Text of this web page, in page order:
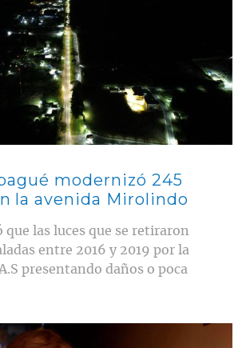
modernizó 245
la avenida Mirolindo
que las luces que se retiraron
entre 2016 y 2019 por la
presentando daños o poca
principal